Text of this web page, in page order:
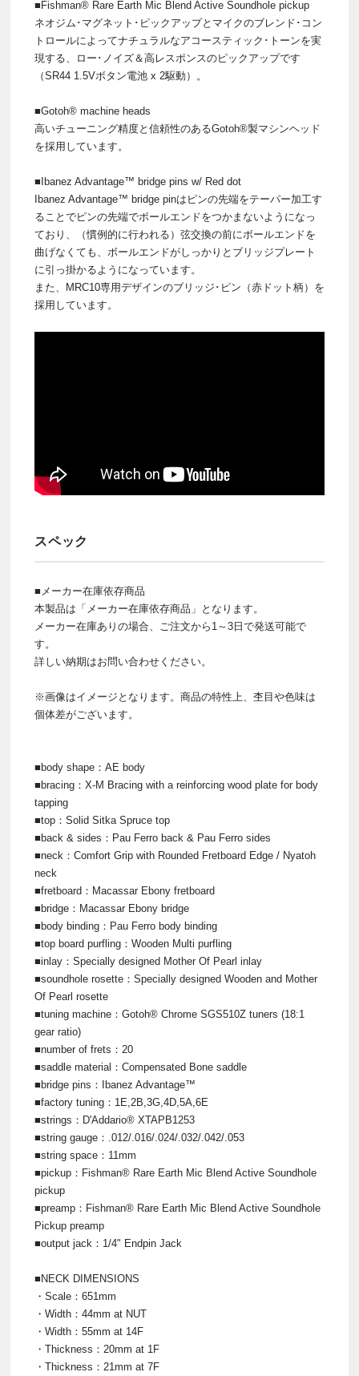
■Fishman® Rare Earth Mic Blend Active Soundhole pickup
ネオジム･マグネット･ピックアップとマイクのブレンド･コン
トロールによってナチュラルなアコースティック･トーンを実
現する、ロー･ノイズ＆高レスポンスのピックアップです
（SR44 1.5Vボタン電池 x 2駆動）。
■Gotoh® machine heads
高いチューニング精度と信頼性のあるGotoh®製マシンヘッド
を採用しています。
■Ibanez Advantage™ bridge pins w/ Red dot
Ibanez Advantage™ bridge pinはピンの先端をテーパー加工す
ることでピンの先端でボールエンドをつかまないようになっ
ており、（慣例的に行われる）弦交換の前にボールエンドを
曲げなくても、ボールエンドがしっかりとブリッジプレート
に引っ掛かるようになっています。
また、MRC10専用デザインのブリッジ･ピン（赤ドット柄）を
採用しています。
スペック
■メーカー在庫依存商品
本製品は「メーカー在庫依存商品」となります。
メーカー在庫ありの場合、ご注文から1～3日で発送可能で
す。
詳しい納期はお問い合わせください。
※画像はイメージとなります。商品の特性上、杢目や色味は
個体差がございます。
■body shape：AE body
■bracing：X-M Bracing with a reinforcing wood plate for body
tapping
■top：Solid Sitka Spruce top
■back & sides：Pau Ferro back & Pau Ferro sides
■neck：Comfort Grip with Rounded Fretboard Edge / Nyatoh
neck
■fretboard：Macassar Ebony fretboard
■bridge：Macassar Ebony bridge
■body binding：Pau Ferro body binding
■top board purfling：Wooden Multi purfling
■inlay：Specially designed Mother Of Pearl inlay
■soundhole rosette：Specially designed Wooden and Mother
Of Pearl rosette
■tuning machine：Gotoh® Chrome SGS510Z tuners (18:1
gear ratio)
■number of frets：20
■saddle material：Compensated Bone saddle
■bridge pins：Ibanez Advantage™
■factory tuning：1E,2B,3G,4D,5A,6E
■strings：D'Addario® XTAPB1253
■string gauge：.012/.016/.024/.032/.042/.053
■string space：11mm
■pickup：Fishman® Rare Earth Mic Blend Active Soundhole
pickup
■preamp：Fishman® Rare Earth Mic Blend Active Soundhole
Pickup preamp
■output jack：1/4" Endpin Jack
■NECK DIMENSIONS
・Scale：651mm
・Width：44mm at NUT
・Width：55mm at 14F
・Thickness：20mm at 1F
・Thickness：21mm at 7F